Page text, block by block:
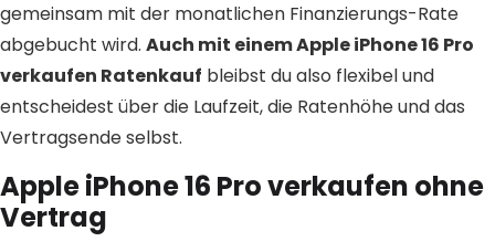
gemeinsam mit der monatlichen Finanzierungs-Rate
abgebucht wird. Auch mit einem Apple iPhone 16 Pro
verkaufen Ratenkauf bleibst du also flexibel und
entscheidest über die Laufzeit, die Ratenhöhe und das
Vertragsende selbst.
Apple iPhone 16 Pro verkaufen ohne
Vertrag